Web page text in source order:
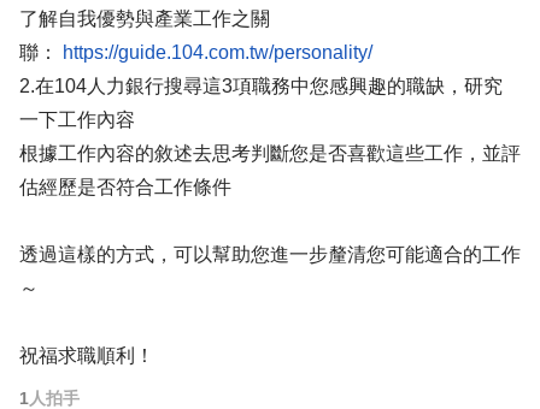
了解自我優勢與產業工作之關
聯：
https://guide.104.com.tw/personality/
2.在104人力銀行搜尋這3項職務中您感興趣的職缺，研究
一下工作內容
根據工作內容的敘述去思考判斷您是否喜歡這些工作，並評
估經歷是否符合工作條件
透過這樣的方式，可以幫助您進一步釐清您可能適合的工作
～
祝福求職順利！
1 人拍手